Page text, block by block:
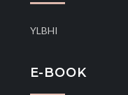
YLBHI
E-BOOK